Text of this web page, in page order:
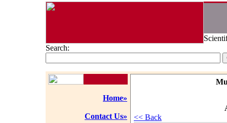
Search:
Home»
Contact Us»
<< Back